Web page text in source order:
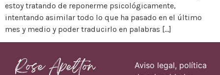
estoy tratando de reponerme psicológicamente,
intentando asimilar todo lo que ha pasado en el último
mes y medio y poder traducirlo en palabras […]
Aviso legal, política